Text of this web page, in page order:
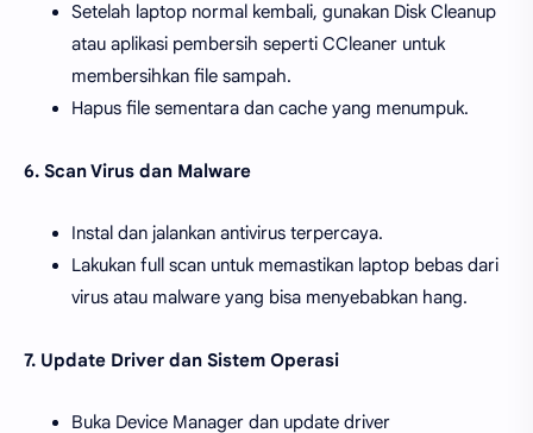
Setelah laptop normal kembali, gunakan Disk Cleanup
atau aplikasi pembersih seperti CCleaner untuk
membersihkan file sampah.
Hapus file sementara dan cache yang menumpuk.
6. Scan Virus dan Malware
Instal dan jalankan antivirus terpercaya.
Lakukan full scan untuk memastikan laptop bebas dari
virus atau malware yang bisa menyebabkan hang.
7. Update Driver dan Sistem Operasi
Buka Device Manager dan update driver